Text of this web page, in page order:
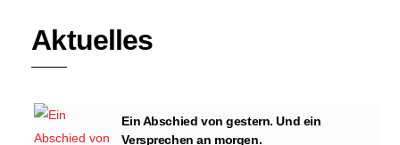
Aktuelles
Ein Abschied von gestern. Und ein
Versprechen an morgen.